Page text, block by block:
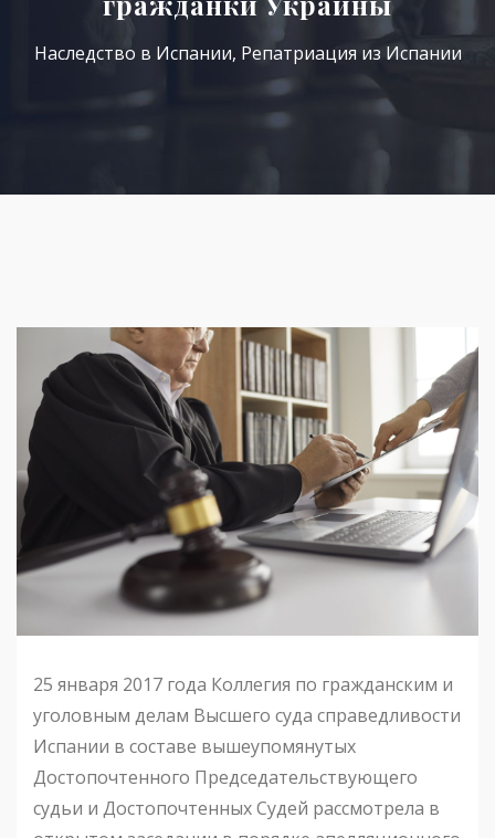
Наследство в Испании, Репатриация из Испании
25 января 2017 года Коллегия по гражданским и
уголовным делам Высшего суда справедливости
Испании в составе вышеупомянутых
Достопочтенного Председательствующего
судьи и Достопочтенных Судей рассмотрела в